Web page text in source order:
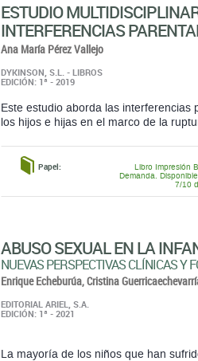
ESTUDIO
INTERFERENCIAS
Ana María Pérez Vallejo
DYKINSON, S.L. - LIBROS
EDICIÓN: 1ª - 2019
Este estudio aborda las
los hijos e hijas en el marco de la
Papel:
Libro Impresión
Demanda.
7/10
ABUSO SEXUAL EN LA
NUEVAS PERSPECTIVAS CLÍNICAS Y
Enrique Echeburúa,Cristina
EDITORIAL ARIEL, S.A.
EDICIÓN: 1ª - 2021
La mayoría de los niños que han